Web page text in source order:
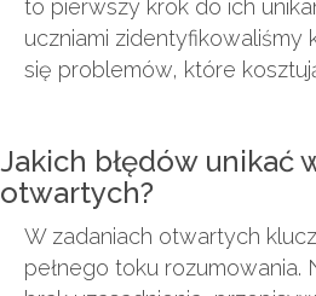
to pierwszy krok do ich
uczniami zidentyfikowaliśmy
się problemów, które
Jakich błędów unikać
otwartych?
W zadaniach otwartych
pełnego toku rozumowania.